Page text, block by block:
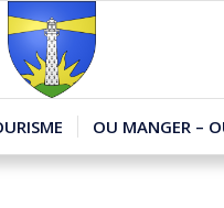
OU MANGER –